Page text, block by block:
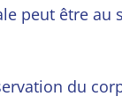
peut être au
du